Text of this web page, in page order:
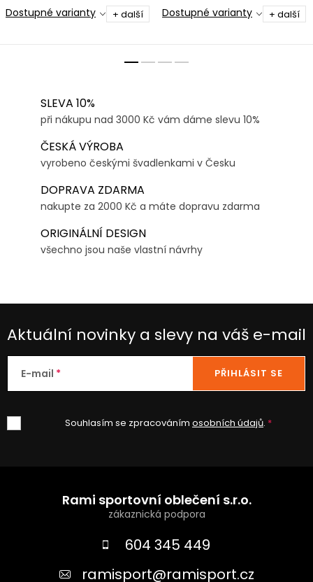
Dostupné varianty + další Dostupné varianty + další
SLEVA 10%
při nákupu nad 3000 Kč vám dáme slevu 10%
ČESKÁ VÝROBA
vyrobeno českými švadlenkami v Česku
DOPRAVA ZDARMA
nakupte za 2000 Kč a máte dopravu zdarma
ORIGINÁLNÍ DESIGN
všechno jsou naše vlastní návrhy
Aktuální novinky a slevy na váš e-mail
E-mail
Souhlasím se zpracováním osobních údajů.
PŘIHLÁSIT SE
Rami sportovní oblečení s.r.o.
604 345 449
ramisport@ramisport.cz